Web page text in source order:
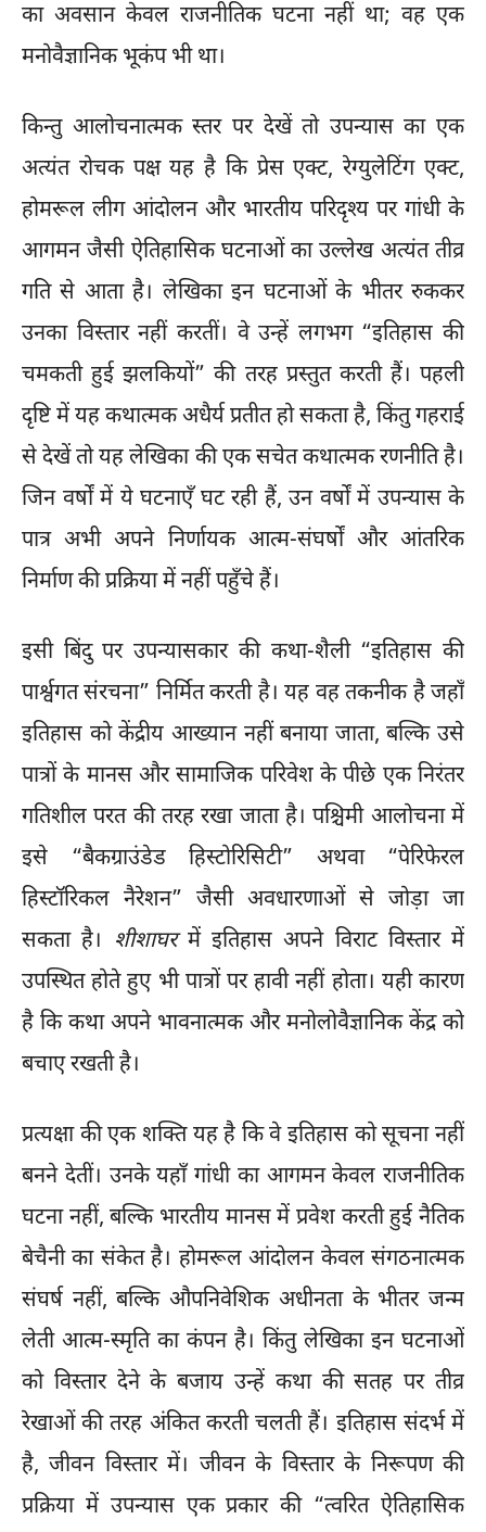
का अवसान केवल राजनीतिक घटना नहीं था; वह एक
मनोवैज्ञानिक भूकंप भी था।
किन्तु आलोचनात्मक स्तर पर देखें तो उपन्यास का एक
अत्यंत रोचक पक्ष यह है कि प्रेस एक्ट, रेग्युलेटिंग एक्ट,
होमरूल लीग आंदोलन और भारतीय परिदृश्य पर गांधी के
आगमन जैसी ऐतिहासिक घटनाओं का उल्लेख अत्यंत तीव्र
गति से आता है। लेखिका इन घटनाओं के भीतर रुककर
उनका विस्तार नहीं करतीं। वे उन्हें लगभग “इतिहास की
चमकती हुई झलकियों” की तरह प्रस्तुत करती हैं। पहली
दृष्टि में यह कथात्मक अधैर्य प्रतीत हो सकता है, किंतु गहराई
से देखें तो यह लेखिका की एक सचेत कथात्मक रणनीति है।
जिन वर्षों में ये घटनाएँ घट रही हैं, उन वर्षों में उपन्यास के
पात्र अभी अपने निर्णायक आत्म-संघर्षों और आंतरिक
निर्माण की प्रक्रिया में नहीं पहुँचे हैं।
इसी बिंदु पर उपन्यासकार की कथा-शैली “इतिहास की
पार्श्वगत संरचना” निर्मित करती है। यह वह तकनीक है जहाँ
इतिहास को केंद्रीय आख्यान नहीं बनाया जाता, बल्कि उसे
पात्रों के मानस और सामाजिक परिवेश के पीछे एक निरंतर
गतिशील परत की तरह रखा जाता है। पश्चिमी आलोचना में
इसे “बैकग्राउंडेड हिस्टोरिसिटी” अथवा “पेरिफेरल
हिस्टॉरिकल नैरेशन” जैसी अवधारणाओं से जोड़ा जा
सकता है। शीशाघरमें इतिहास अपने विराट विस्तार में
उपस्थित होते हुए भी पात्रों पर हावी नहीं होता। यही कारण
है कि कथा अपने भावनात्मक और मनोलोवैज्ञानिक केंद्र को
बचाए रखती है।
प्रत्यक्षा की एक शक्ति यह है कि वे इतिहास को सूचना नहीं
बनने देतीं। उनके यहाँ गांधी का आगमन केवल राजनीतिक
घटना नहीं, बल्कि भारतीय मानस में प्रवेश करती हुई नैतिक
बेचैनी का संकेत है। होमरूल आंदोलन केवल संगठनात्मक
संघर्ष नहीं, बल्कि औपनिवेशिक अधीनता के भीतर जन्म
लेती आत्म-स्मृति का कंपन है। किंतु लेखिका इन घटनाओं
को विस्तार देने के बजाय उन्हें कथा की सतह पर तीव्र
रेखाओं की तरह अंकित करती चलती हैं। इतिहास संदर्भ में
है, जीवन विस्तार में। जीवन के विस्तार के निरूपण की
प्रक्रिया में उपन्यास एक प्रकार की “त्वरित ऐतिहासिक